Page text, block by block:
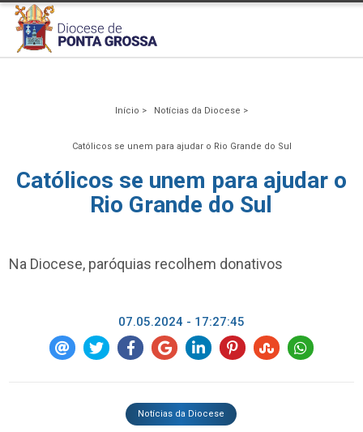
Início > Notícias da Diocese >
Católicos se unem para ajudar o Rio Grande do Sul
Católicos se unem para ajudar o
Rio Grande do Sul
Na Diocese, paróquias recolhem donativos
07.05.2024 - 17:27:45
Notícias da Diocese